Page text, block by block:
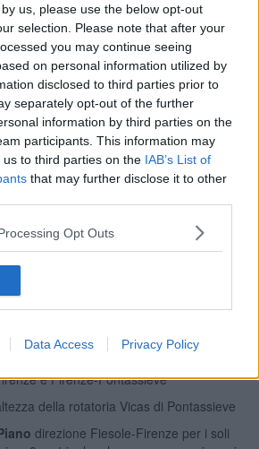
us, please use the below opt-out
selection. Please note that after your
you may continue seeing
on personal information utilized by
disclosed to third parties prior to
separately opt-out of the further
information by third parties on the
participants. This information may
to third parties on the IAB’s List of
that may further disclose it to other
Opt Outs
Data Access Privacy Policy
– 1 settembre) il cantiere si sposterà
le date di cantiere la strada statale sarà
Trenitalia,sarà possibile per tutti gli
Valdarno, Autolinee Mugello Val di
utilizzare il treno nella tratta
da Santa Brigida e Molino del Piano
con la stazione ferroviaria.
con la stazione ferroviaria che
autobus diretti a Firenze per la via S.P.
e Firenze-Pontassieve
della rotatoria Vicas di Pontassieve
direzione Fiesole-Firenze per i soli